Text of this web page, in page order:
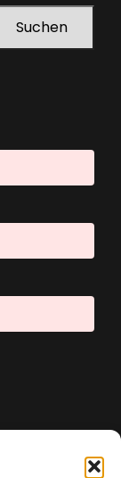
Suchen